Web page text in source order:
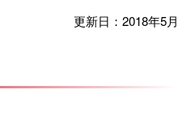
更新日：2018年5月